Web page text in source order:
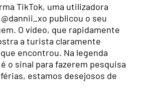
TikTok, uma utilizadora
publicou o seu
O vídeo, que rapidamente
a turista claramente
encontrou. Na legenda
o sinal para fazerem pesquisa
estamos desejosos de